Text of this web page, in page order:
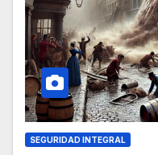
SEGURIDAD INTEGRAL